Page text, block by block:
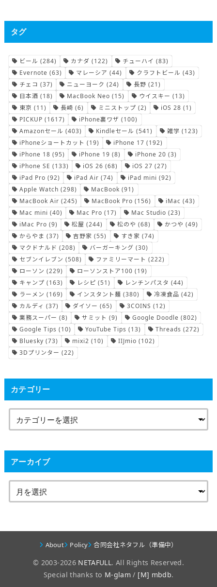
タグ
ビール (284) カナダ (122) チューハイ (83)
Evernote (63) マレーシア (44) クラフトビール (43)
チェコ (37) ニューヨーク (24) 長野 (21)
日本酒 (18) MacBook Neo (15) ウイスキー (13)
東京 (11) 長崎 (6) ミニストップ (2) iOS 28 (1)
PICKUP (1617) iPhone裏ワザ (100)
Amazonセール (403) Kindleセール (541) 雑学 (123)
iPhoneショートカット (19) iPhone 17 (192)
iPhone 18 (95) iPhone 19 (8) iPhone 20 (3)
iPhone SE (133) iOS 26 (68) iOS 27 (27)
iPad Pro (92) iPad Air (74) iPad mini (92)
Apple Watch (298) MacBook (91)
MacBook Air (245) MacBook Pro (156) iMac (43)
Mac mini (40) Mac Pro (17) Mac Studio (23)
iMac Pro (9) 松屋 (244) 松のや (68) かつや (49)
からやま (37) 吉野家 (55) すき家 (74)
マクドナルド (208) バーガーキング (30)
セブンイレブン (508) ファミリーマート (222)
ローソン (229) ローソンストア100 (19)
キャンプ (163) レシピ (51) レンチンパスタ (44)
ラーメン (169) インスタント麺 (380) 冷凍食品 (42)
カルディ (37) ダイソー (65) 3COINS (12)
業務スーパー (8) サミット (9) Google Doodle (802)
Google Tips (10) YouTube Tips (13) Threads (272)
Bluesky (73) mixi2 (10) IIJmio (102)
3Dプリンター (22)
カテゴリー
アーカイブ
About Policy 合同会社ネタフル（準備中）
© 2003-2026 NETAFULL. All Rights Reserved.
Special thanks to M-glam / [M] mbdb.